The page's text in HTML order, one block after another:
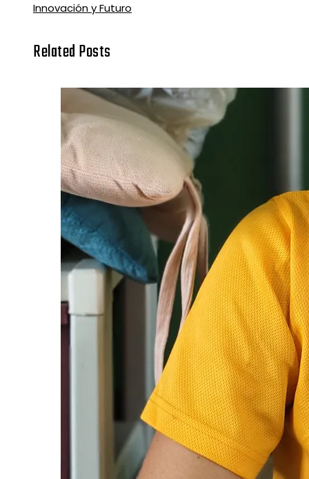
Innovación y Futuro
Related Posts